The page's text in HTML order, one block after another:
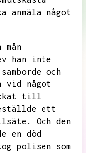
anmäla något
han inte
och
vid något
till
ett
Och den
en död
polisen som